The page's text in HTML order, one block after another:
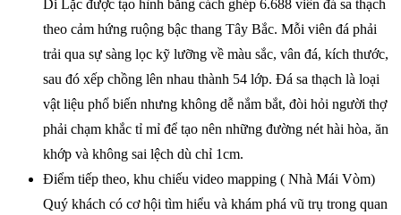
Di Lặc được tạo hình bằng cách ghép 6.688 viên đá sa thạch
theo cảm hứng ruộng bậc thang Tây Bắc. Mỗi viên đá phải
trải qua sự sàng lọc kỹ lưỡng về màu sắc, vân đá, kích thước,
sau đó xếp chồng lên nhau thành 54 lớp. Đá sa thạch là loại
vật liệu phổ biến nhưng không dễ nắm bắt, đòi hỏi người thợ
phải chạm khắc tỉ mỉ để tạo nên những đường nét hài hòa, ăn
khớp và không sai lệch dù chỉ 1cm.
Điểm tiếp theo, khu chiếu video mapping ( Nhà Mái Vòm)
Quý khách có cơ hội tìm hiểu và khám phá vũ trụ trong quan